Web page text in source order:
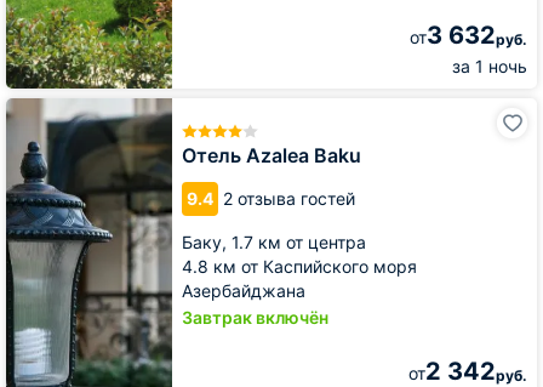
от3 632руб.
за 1 ночь
Отель Azalea Baku
9.4 2 отзыва гостей
Баку, 1.7 км от центра
4.8 км от Каспийского моря
Азербайджана
Завтрак включён
от2 342руб.
Отель
Azalea
Baku